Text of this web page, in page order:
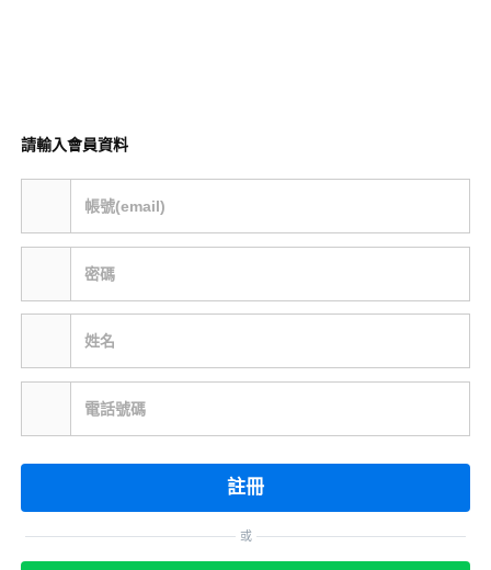
請輸入會員資料
帳號(email)
密碼
姓名
電話號碼
註冊
或